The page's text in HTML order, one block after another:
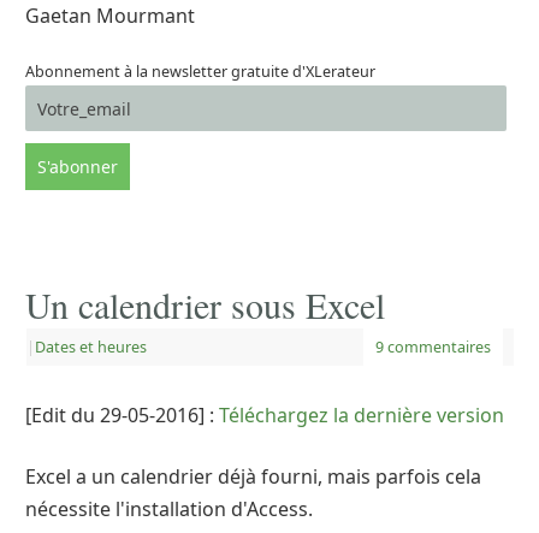
Gaetan Mourmant
Abonnement à la newsletter gratuite d'XLerateur
Un calendrier sous Excel
| Dates et heures 9 commentaires
[Edit du 29-05-2016] : Téléchargez la dernière version
Excel a un calendrier déjà fourni, mais parfois cela
nécessite l'installation d'Access.